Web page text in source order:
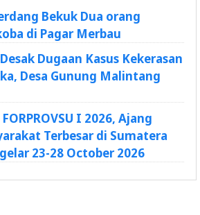
Bekuk Dua orang
di Pagar Merbau
Dugaan Kasus Kekerasan
Desa Gunung Malintang
I 2026, Ajang
Terbesar di Sumatera
23-28 October 2026